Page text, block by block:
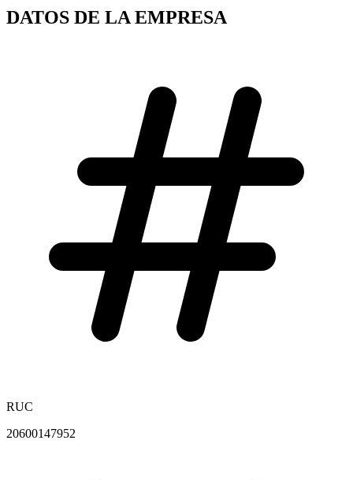
DATOS DE LA EMPRESA
RUC
20600147952